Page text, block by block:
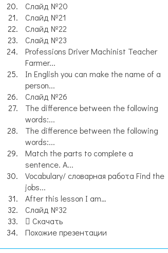
Слайд №20
Слайд №21
Слайд №22
Слайд №23
Professions Driver Machinist Teacher
Farmer...
In English you can make the name of a
person...
Слайд №26
The difference between the following
words:...
The difference between the following
words:...
Match the parts to complete a
sentence. A...
Vocabulary/ словарная работа Find the
jobs...
After this lesson I am…
Слайд №32
Скачать
Похожие презентации